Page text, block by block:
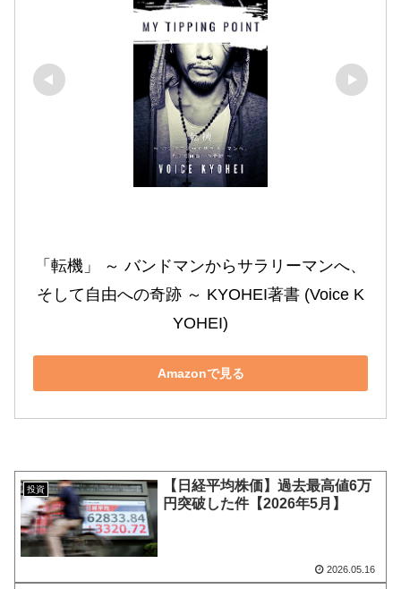
「転機」 ～ バンドマンからサラリーマンへ、
そして自由への奇跡 ～ KYOHEI著書 (Voice K
YOHEI)
Amazonで見る
投資
【日経平均株価】過去最高値6万
円突破した件【2026年5月】
2026.05.16